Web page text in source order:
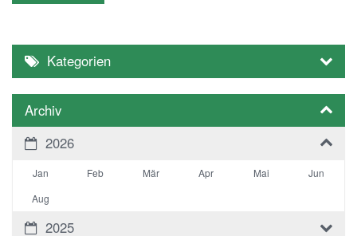
Kategorien
Archiv
2026
Jan Feb Mär Apr Mai
Jun
Aug
2025